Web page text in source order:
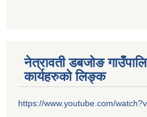
नेत्रावती डबजोङ
कार्यहरुको लिङ्क
https://www.youtube.com/